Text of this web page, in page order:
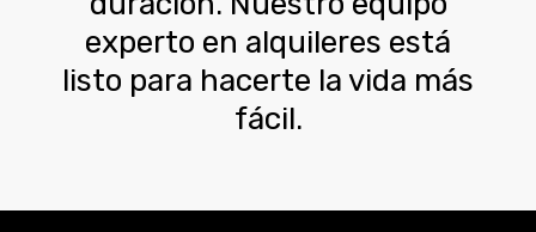
experto en alquileres está
listo para hacerte la vida más
fácil.